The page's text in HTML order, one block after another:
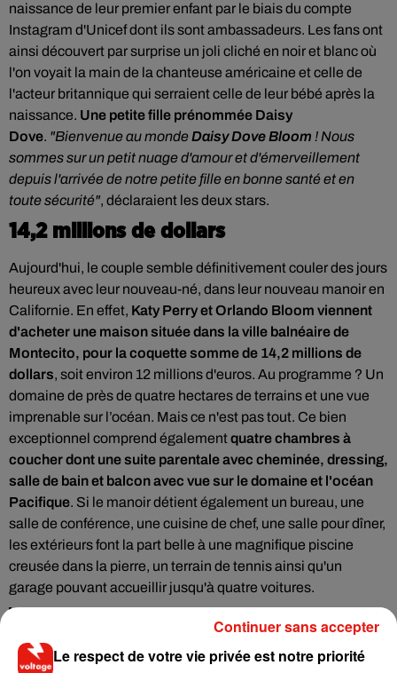
naissance de leur premier enfant par le biais du compte
Instagram d'Unicef dont ils sont ambassadeurs. Les fans ont
ainsi découvert par surprise un joli cliché en noir et blanc où
l'on voyait la main de la chanteuse américaine et celle de
l'acteur britannique qui serraient celle de leur bébé après la
naissance. Une petite fille prénommée Daisy
Dove. "Bienvenue au mondeDaisy Dove Bloom ! Nous
sommes sur un petit nuage d'amour et d'émerveillement
depuis l'arrivée de notre petite fille en bonne santé et en
toute sécurité", déclaraient les deux stars.
14,2 millions de dollars
Aujourd'hui, le couple semble définitivement couler des jours
heureux avec leur nouveau-né, dans leur nouveau manoir en
Californie. En effet, Katy Perry et Orlando Bloom viennent
d'acheter une maison située dans la ville balnéaire de
Montecito, pour la coquette somme de 14,2 millions de
dollars, soit environ 12 millions d'euros. Au programme ? Un
domaine de près de quatre hectares de terrains et une vue
imprenable sur l’océan. Mais ce n'est pas tout. Ce bien
exceptionnel comprend égalementquatre chambres à
coucher dont une suite parentale avec cheminée, dressing,
salle de bain et balcon avec vue sur le domaine et l'océan
Pacifique. Si le manoir détient également un bureau, une
salle de conférence, une cuisine de chef, une salle pour dîner,
les extérieurs font la part belle à une magnifique piscine
creusée dans la pierre, un terrain de tennis ainsi qu'un
garage pouvant accueillir jusqu'à quatre voitures.
beautiful $14M montecito house and has orlando bloom to
feed her grapes poolside whenever she wants
Le respect de votre vie privée est notre priorité
Continuer sans accepter